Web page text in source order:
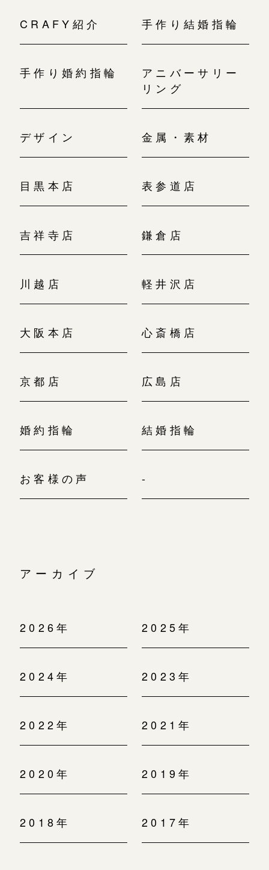
CRAFY紹介 手作り結婚指輪
手作り婚約指輪
アニバーサリー
リング
デザイン 金属・素材
目黒本店 表参道店
吉祥寺店 鎌倉店
川越店 軽井沢店
大阪本店 心斎橋店
京都店 広島店
婚約指輪 結婚指輪
お客様の声 -
アーカイブ
2026年 2025年
2024年 2023年
2022年 2021年
2020年 2019年
2018年 2017年